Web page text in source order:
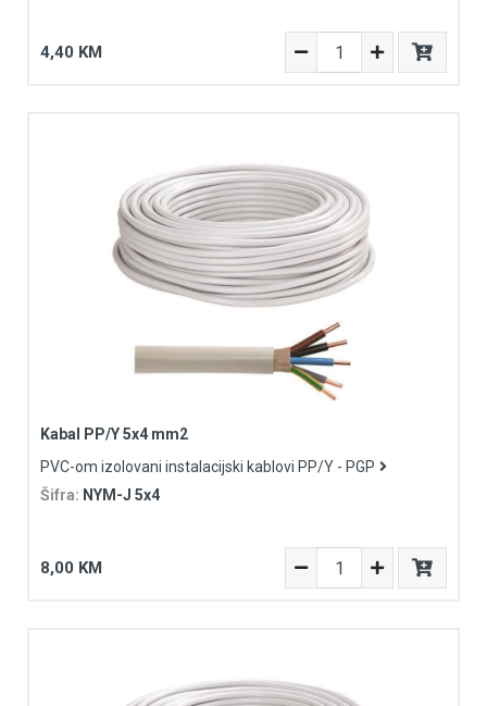
4,40 KM
Kabal PP/Y 5x4 mm2
PVC-om izolovani instalacijski kablovi PP/Y - PGP
Šifra: NYM-J 5x4
8,00 KM